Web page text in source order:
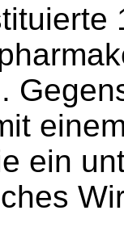
ein